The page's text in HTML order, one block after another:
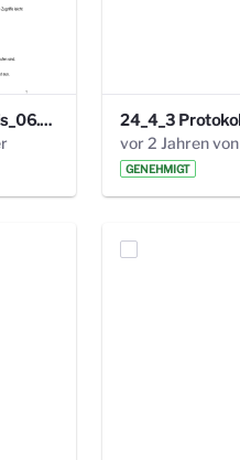
Protokoll Steuerungskreis_06.02.2025 .pdf
vor 2 Jahren
GENEHMIGT